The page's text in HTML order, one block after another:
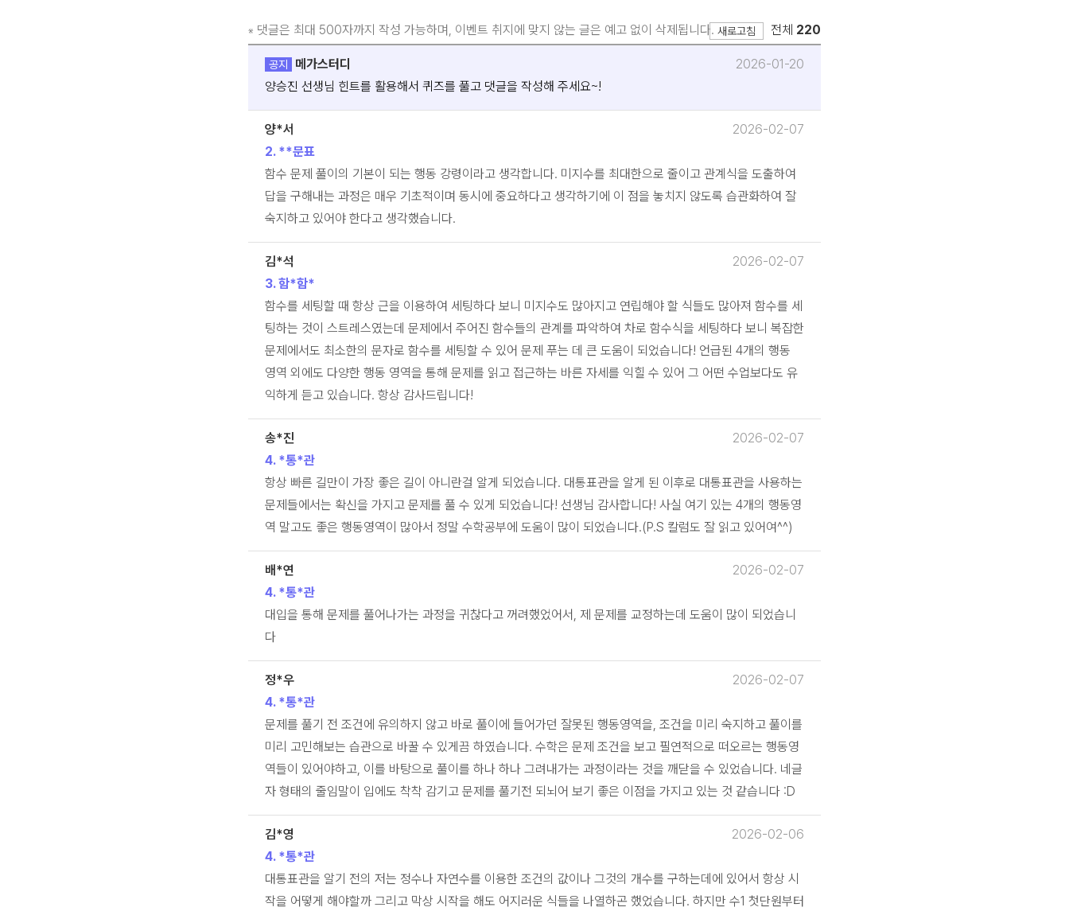
※ 댓글은 최대 500자까지 작성 가능하며, 이벤트 취지에 맞지 않는 글은 예고 없이 삭제됩니다. 새로고침 전체 220
공지 메가스터디
2026-01-20
양승진 선생님 힌트를 활용해서 퀴즈를 풀고 댓글을 작성해 주세요~!
양*서
2026-02-07
2. **문표
함수 문제 풀이의 기본이 되는 행동 강령이라고 생각합니다. 미지수를 최대한으로 줄이고 관계식을 도출하여
답을 구해내는 과정은 매우 기초적이며 동시에 중요하다고 생각하기에 이 점을 놓치지 않도록 습관화하여 잘
숙지하고 있어야 한다고 생각했습니다.
김*석
2026-02-07
3. 함*함*
함수를 세팅할 때 항상 근을 이용하여 세팅하다 보니 미지수도 많아지고 연립해야 할 식들도 많아져 함수를 세
팅하는 것이 스트레스였는데 문제에서 주어진 함수들의 관계를 파악하여 차로 함수식을 세팅하다 보니 복잡한
문제에서도 최소한의 문자로 함수를 세팅할 수 있어 문제 푸는 데 큰 도움이 되었습니다! 언급된 4개의 행동
영역 외에도 다양한 행동 영역을 통해 문제를 읽고 접근하는 바른 자세를 익힐 수 있어 그 어떤 수업보다도 유
익하게 듣고 있습니다. 항상 감사드립니다!
송*진
2026-02-07
4. *통*관
항상 빠른 길만이 가장 좋은 길이 아니란걸 알게 되었습니다. 대통표관을 알게 된 이후로 대통표관을 사용하는
문제들에서는 확신을 가지고 문제를 풀 수 있게 되었습니다! 선생님 감사합니다! 사실 여기 있는 4개의 행동영
역 말고도 좋은 행동영역이 많아서 정말 수학공부에 도움이 많이 되었습니다.(P.S 칼럼도 잘 읽고 있어여^^)
배*연
2026-02-07
4. *통*관
대입을 통해 문제를 풀어나가는 과정을 귀찮다고 꺼려했었어서, 제 문제를 교정하는데 도움이 많이 되었습니
다
정*우
2026-02-07
4. *통*관
문제를 풀기 전 조건에 유의하지 않고 바로 풀이에 들어가던 잘못된 행동영역을, 조건을 미리 숙지하고 풀이를
미리 고민해보는 습관으로 바꿀 수 있게끔 하였습니다. 수학은 문제 조건을 보고 필연적으로 떠오르는 행동영
역들이 있어야하고, 이를 바탕으로 풀이를 하나 하나 그려내가는 과정이라는 것을 깨닫을 수 있었습니다. 네글
자 형태의 줄임말이 입에도 착착 감기고 문제를 풀기전 되뇌어 보기 좋은 이점을 가지고 있는 것 같습니다 :D
김*영
2026-02-06
4. *통*관
대통표관을 알기 전의 저는 정수나 자연수를 이용한 조건의 값이나 그것의 개수를 구하는데에 있어서 항상 시
작을 어떻게 해야할까 그리고 막상 시작을 해도 어지러운 식들을 나열하곤 했었습니다. 하지만 수1 첫단원부터